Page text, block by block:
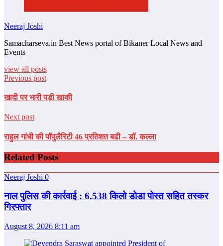
Neeraj Joshi
Samacharseva.in Best News portal of Bikaner Local News and
Events
view all posts
Previous post
खादी पर भारी पड़ी खाकी
Next post
राहुल गांधी की पॉपुलैरिटी 46 प्रतिशत बढी – डॉ. कल्‍ला
Related Posts
Neeraj Joshi 0
नाल पुलिस की कार्रवाई : 6.538 किलो डोडा पोस्त सहित तस्कर
गिरफ्तार
August 8, 2026 8:11 am